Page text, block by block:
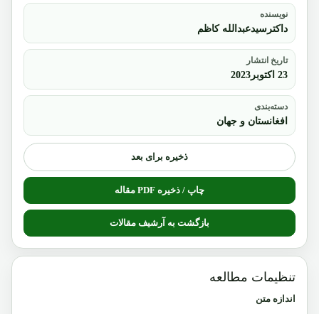
نویسنده
داکترسیدعبدالله کاظم
تاریخ انتشار
23 اکتوبر2023
دسته‌بندی
افغانستان و جهان
ذخیره برای بعد
چاپ / ذخیره PDF مقاله
بازگشت به آرشیف مقالات
تنظیمات مطالعه
اندازه متن